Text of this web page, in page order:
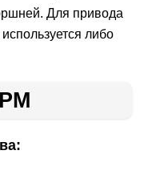
Для привода
либо